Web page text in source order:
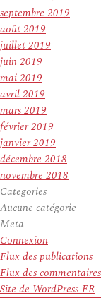
septembre 2019
août 2019
juillet 2019
juin 2019
mai 2019
avril 2019
mars 2019
février 2019
janvier 2019
décembre 2018
novembre 2018
Categories
Aucune catégorie
Meta
Connexion
Flux des publications
Flux des commentaires
Site de WordPress-FR